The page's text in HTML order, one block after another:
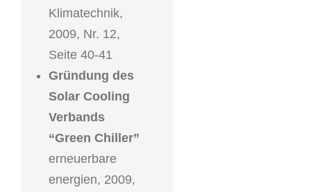
Klimatechnik,
2009, Nr. 12,
Seite 40-41
Gründung des
Solar Cooling
Verbands
“Green Chiller”
erneuerbare
energien, 2009,